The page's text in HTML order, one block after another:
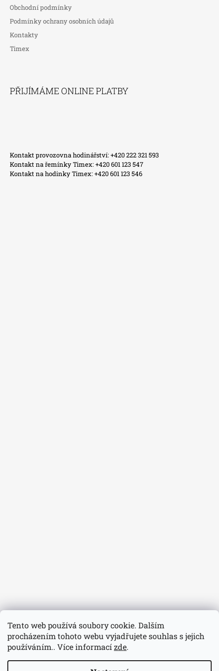
Tento web používá soubory cookie. Dalším
procházením tohoto webu vyjadřujete souhlas s jejich
používáním.. Více informacízde.
Obchodní podmínky
Podmínky ochrany osobních údajů
Kontakty
Timex
PŘIJÍMÁME ONLINE PLATBY
Kontakt provozovna hodinářství: +420 222 321 593
Kontakt na řemínky Timex: +420 601 123 547
Kontakt na hodinky Timex: +420 601 123 546